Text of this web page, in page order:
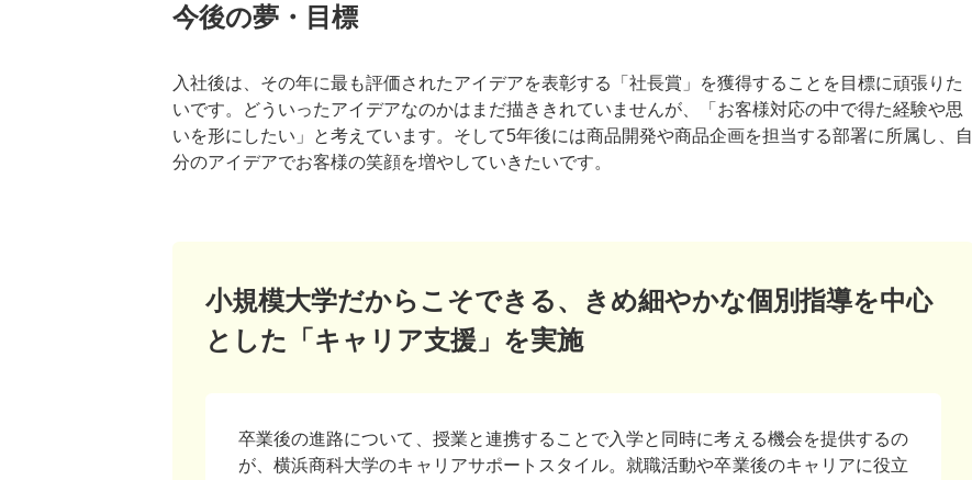
今後の夢・目標
入社後は、その年に最も評価されたアイデアを表彰する「社長賞」を獲得することを目標に頑張りた
いです。どういったアイデアなのかはまだ描ききれていませんが、「お客様対応の中で得た経験や思
いを形にしたい」と考えています。そして5年後には商品開発や商品企画を担当する部署に所属し、自
分のアイデアでお客様の笑顔を増やしていきたいです。
小規模大学だからこそできる、きめ細やかな個別指導を中心
とした「キャリア支援」を実施
卒業後の進路について、授業と連携することで入学と同時に考える機会を提供するの
が、横浜商科大学のキャリアサポートスタイル。就職活動や卒業後のキャリアに役立